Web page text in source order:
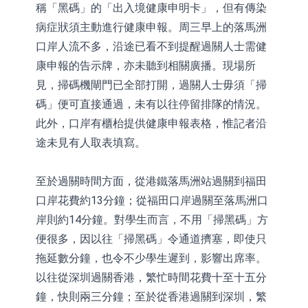
(08611.HK)跌21.01%
技(02261.HK)漲+75.05%，辰興發展
(02286.HK)漲+64.91%
神火股份：新疆神火鋁水轉化率已
100%
【異動股】焦炭Ⅲ板塊下挫，陝西黑
貓(601015.CN)跌8.38%
浙江證監局對財通證券股份有限公司
採取出具警示函措施
山金國際：港股上市工作正常推進中
稱「黑碼」的「出入境健康申明卡」，但有傳染
病症狀須主動進行健康申報。周三早上的落馬洲
口岸人流不多，沿途已看不到提醒過關人士需健
康申報的告示牌，亦未聽到相關廣播。現場所
見，掃碼機閘門已全部打開，過關人士毋須「掃
碼」便可直接通過，未有以往停留排隊的情況。
此外，口岸有櫃枱提供健康申報表格，惟記者沿
途未見有人取表填寫。
至於過關時間方面，從港鐵落馬洲站過關到福田
口岸花費約13分鐘；從福田口岸過關至落馬洲口
岸則約14分鐘。對學生而言，不用「掃黑碼」方
便很多，因以往「掃黑碼」令通道擠塞，即使只
拖延數分鐘，也令不少學生遲到，影響出席率。
以往從深圳過關香港，繁忙時間花費十至十五分
鐘，快則兩三分鐘；至於從香港過關到深圳，繁